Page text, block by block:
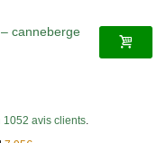
canneberge
1052 avis clients